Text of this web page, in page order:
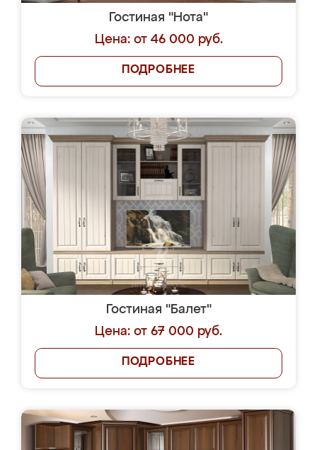
Гостиная "Нота"
Цена: от 46 000 руб.
ПОДРОБНЕЕ
Гостиная "Балет"
Цена: от 67 000 руб.
ПОДРОБНЕЕ